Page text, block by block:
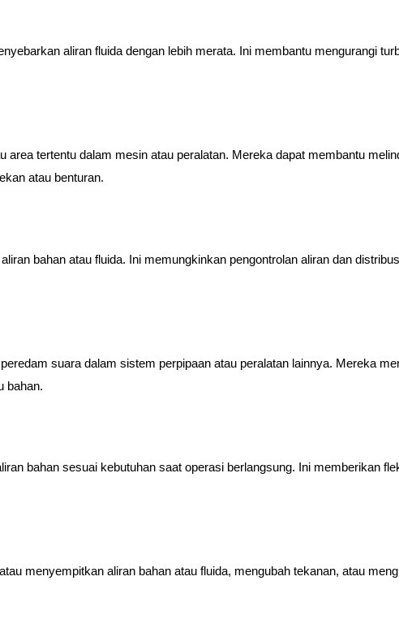
aliran fluida dengan lebih merata. Ini membantu mengurangi
tertentu dalam mesin atau peralatan. Mereka dapat membantu
atau benturan.
bahan atau fluida. Ini memungkinkan pengontrolan aliran dan
suara dalam sistem perpipaan atau peralatan lainnya. Mereka
bahan.
bahan sesuai kebutuhan saat operasi berlangsung. Ini memberikan
menyempitkan aliran bahan atau fluida, mengubah tekanan, atau